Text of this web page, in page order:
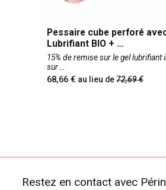
Pessaire cube perforé
Lubrifiant BIO +
15% de remise sur le gel lubrifiant
sur
68,66 au lieu de72,69
Restez en contact avec